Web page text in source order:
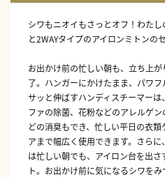
シワもニオイもさっとオフ！わた
と2WAYタイプのアイロンミトンの
お出かけ前の忙しい朝も、立ち上
了。ハンガーにかけたまま、パワ
サッと伸ばすハンディスチーマー
ファの除菌、花粉などのアレルゲ
どの消臭もでき、忙しい平日の衣
アまで幅広く使用できます。さら
は忙しい朝でも、アイロン台を出
ト。お出かけ前に気になるシワを